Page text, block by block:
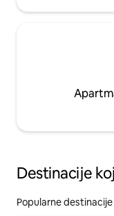
Destinacije
Popularne